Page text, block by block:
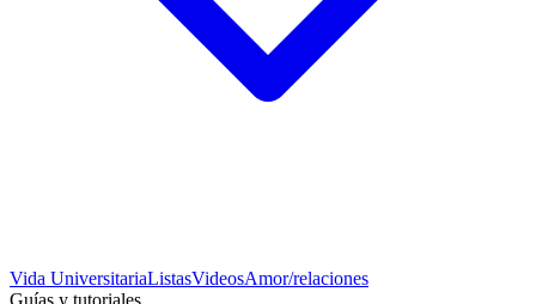
Vida UniversitariaListasVideosAmor/relaciones
Guías y tutoriales